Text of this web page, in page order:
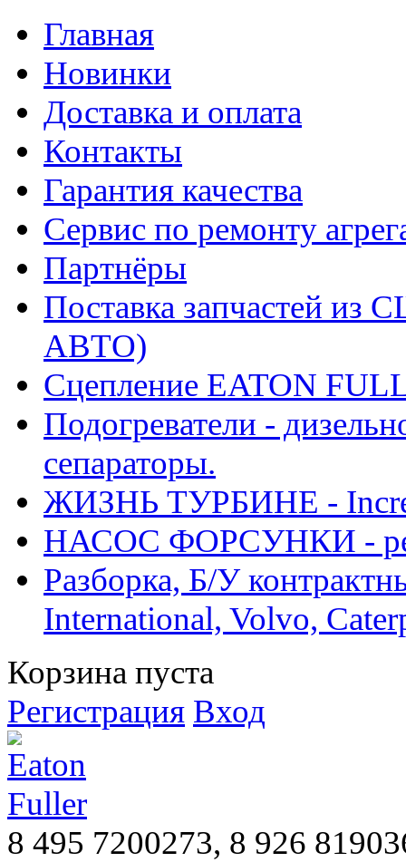
Главная
Новинки
Доставка и оплата
Контакты
Гарантия качества
Сервис по ремонту
Партнёры
Поставка запчастей
АВТО)
Сцепление EATON
Подогреватели -
сепараторы.
ЖИЗНЬ ТУРБИНЕ -
НАСОС ФОРСУНКИ -
Разборка, Б/У
International, Volvo,
Корзина пуста
Регистрация Вход
8 495 7200273, 8 926